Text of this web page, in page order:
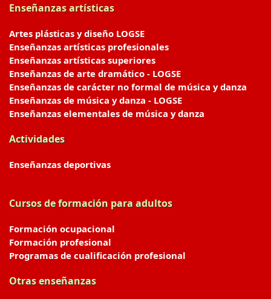
Enseñanzas artísticas
Artes plásticas y diseño LOGSE
Enseñanzas artísticas profesionales
Enseñanzas artísticas superiores
Enseñanzas de arte dramático - LOGSE
Enseñanzas de carácter no formal de música y danza
Enseñanzas de música y danza - LOGSE
Enseñanzas elementales de música y danza
Actividades
Enseñanzas deportivas
Cursos de formación para adultos
Formación ocupacional
Formación profesional
Programas de cualificación profesional
Otras enseñanzas